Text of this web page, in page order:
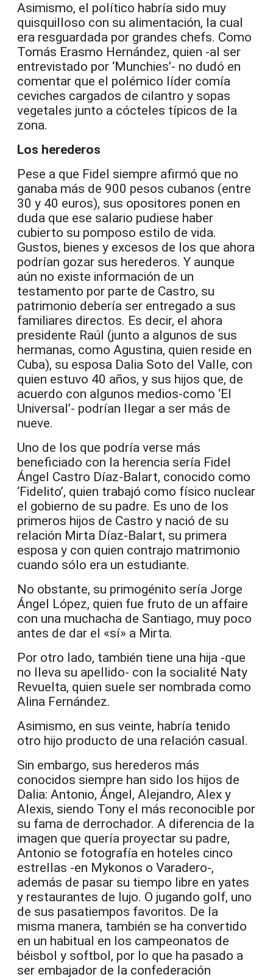
Asimismo, el político habría sido muy
quisquilloso con su alimentación, la cual
era resguardada por grandes chefs. Como
Tomás Erasmo Hernández, quien -al ser
entrevistado por ‘Munchies’- no dudó en
comentar que el polémico líder comía
ceviches cargados de cilantro y sopas
vegetales junto a cócteles típicos de la
zona.
Los herederos
Pese a que Fidel siempre afirmó que no
ganaba más de 900 pesos cubanos (entre
30 y 40 euros), sus opositores ponen en
duda que ese salario pudiese haber
cubierto su pomposo estilo de vida.
Gustos, bienes y excesos de los que ahora
podrían gozar sus herederos. Y aunque
aún no existe información de un
testamento por parte de Castro, su
patrimonio debería ser entregado a sus
familiares directos. Es decir, el ahora
presidente Raúl (junto a algunos de sus
hermanas, como Agustina, quien reside en
Cuba), su esposa Dalia Soto del Valle, con
quien estuvo 40 años, y sus hijos que, de
acuerdo con algunos medios-como ‘El
Universal’- podrían llegar a ser más de
nueve.
Uno de los que podría verse más
beneficiado con la herencia sería Fidel
Ángel Castro Díaz-Balart, conocido como
‘Fidelito’, quien trabajó como físico nuclear
el gobierno de su padre. Es uno de los
primeros hijos de Castro y nació de su
relación Mirta Díaz-Balart, su primera
esposa y con quien contrajo matrimonio
cuando sólo era un estudiante.
No obstante, su primogénito sería Jorge
Ángel López, quien fue fruto de un affaire
con una muchacha de Santiago, muy poco
antes de dar el «sí» a Mirta.
Por otro lado, también tiene una hija -que
no lleva su apellido- con la socialité Naty
Revuelta, quien suele ser nombrada como
Alina Fernández.
Asimismo, en sus veinte, habría tenido
otro hijo producto de una relación casual.
Sin embargo, sus herederos más
conocidos siempre han sido los hijos de
Dalia: Antonio, Ángel, Alejandro, Alex y
Alexis, siendo Tony el más reconocible por
su fama de derrochador. A diferencia de la
imagen que quería proyectar su padre,
Antonio se fotografía en hoteles cinco
estrellas -en Mykonos o Varadero-,
además de pasar su tiempo libre en yates
y restaurantes de lujo. O jugando golf, uno
de sus pasatiempos favoritos. De la
misma manera, también se ha convertido
en un habitual en los campeonatos de
béisbol y softbol, por lo que ha pasado a
ser embajador de la confederación